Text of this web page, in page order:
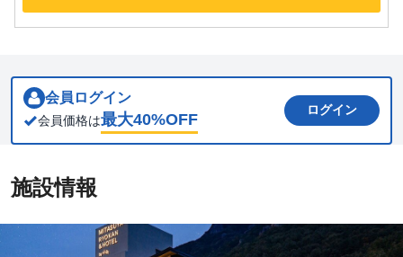
会員ログイン
会員価格は最大40%OFF
ログイン
施設情報